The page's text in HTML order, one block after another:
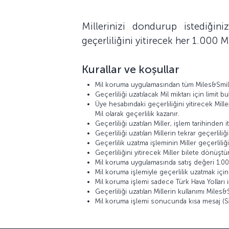
Millerinizi dondurup
geçerliliğini yitirecek her 1.000
Kurallar ve koşullar
Mil koruma uygulamasından tüm
Geçerliliği uzatılacak Mil miktarı için limit
Üye hesabındaki geçerliliğini yitirecek
Mil olarak geçerlilik kazanır.
Geçerliliği uzatılan Miller, işlem tarihinden
Geçerliliği uzatılan Millerin tekrar geçerliliği
Geçerlilik uzatma işleminin Miller
Geçerliliğini yitirecek Miller bilete
Mil koruma uygulamasında satış değeri
Mil koruma işlemiyle geçerlilik uzatmak
Mil koruma işlemi sadece Türk Hava
Geçerliliği uzatılan Millerin kullanımı
Mil koruma işlemi sonucunda kısa mesaj